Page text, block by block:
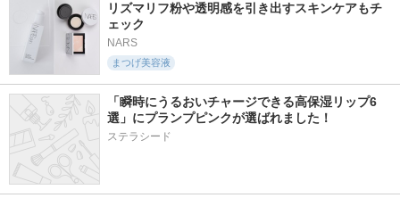
モイスト ローショ
ウィズアウト
モイスト ゲル
ブライト ムース セ
5.4
499件
ロングアクティブア
リズマリフ粉や透明感を引き出すスキンケアもチ
ェック
NARS
まつげ美容液
「瞬時にうるおいチャージできる高保湿リップ6
選」にプランプピンクが選ばれました！
ステラシード